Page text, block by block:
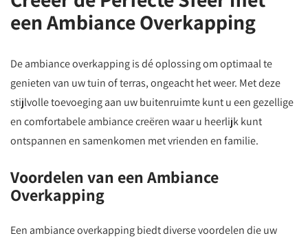
een Ambiance Overkapping
De ambiance overkapping is dé oplossing om optimaal te
genieten van uw tuin of terras, ongeacht het weer. Met deze
stijlvolle toevoeging aan uw buitenruimte kunt u een gezellige
en comfortabele ambiance creëren waar u heerlijk kunt
ontspannen en samenkomen met vrienden en familie.
Voordelen van een Ambiance
Overkapping
Een ambiance overkapping biedt diverse voordelen die uw